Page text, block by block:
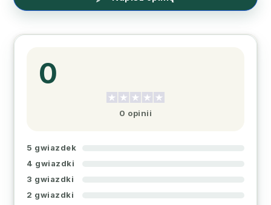
0
0 opinii
5 gwiazdek
4 gwiazdki
3 gwiazdki
2 gwiazdki